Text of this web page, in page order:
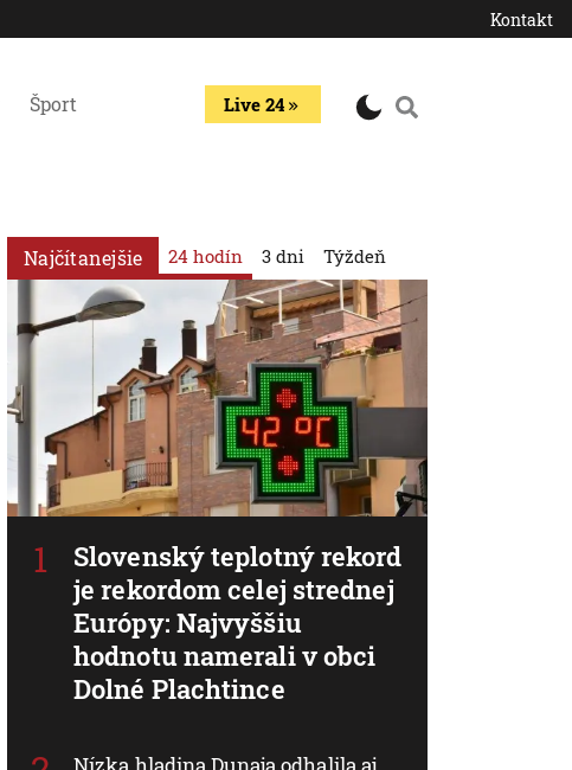
Kontakt
Šport Live 24
Najčítanejšie 24 hodín
Slovenský teplotný rekord
je rekordom celej strednej
Európy: Najvyššiu
hodnotu namerali v obci
Dolné Plachtince
Nízka hladina Dunaja odhalila aj
3 dni Týždeň